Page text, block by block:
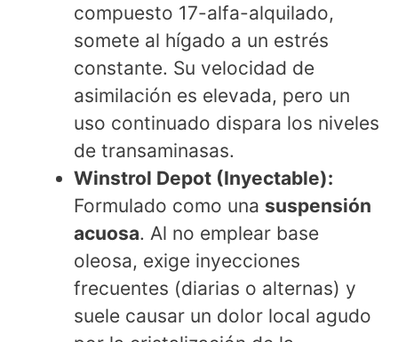
compuesto 17-alfa-alquilado,
somete al hígado a un estrés
constante. Su velocidad de
asimilación es elevada, pero un
uso continuado dispara los niveles
de transaminasas.
Winstrol Depot (Inyectable):
Formulado como una suspensión
acuosa. Al no emplear base
oleosa, exige inyecciones
frecuentes (diarias o alternas) y
suele causar un dolor local agudo